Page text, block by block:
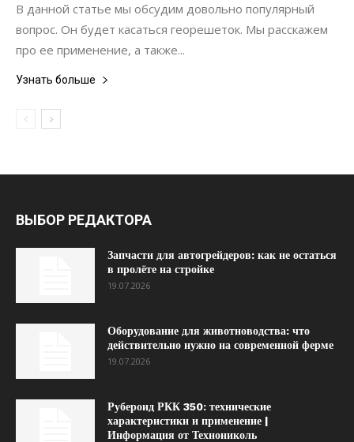
В данной статье мы обсудим довольно популярный
вопрос. Он будет касаться георешеток. Мы расскажем
про ее применение, а также...
Узнать больше
ВЫБОР РЕДАКТОРА
Запчасти для автогрейдеров: как не остаться
в пролёте на стройке
19.07.2026
Оборудование для животноводства: что
действительно нужно на современной ферме
19.07.2026
Рубероид РКК 350: технические
характеристики и применение |
Информация от Технониколь